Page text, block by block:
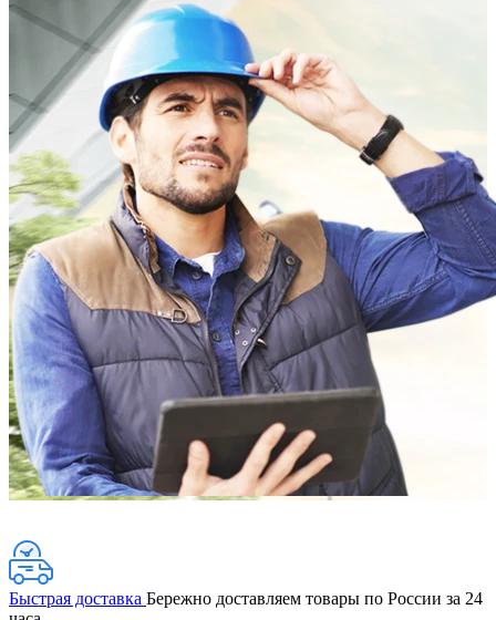
Быстрая доставка Бережно доставляем товары по России за 24